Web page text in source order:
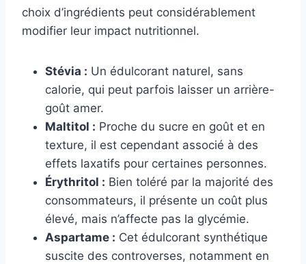
choix d’ingrédients peut considérablement
modifier leur impact nutritionnel.
Stévia : Un édulcorant naturel, sans
calorie, qui peut parfois laisser un arrière-
goût amer.
Maltitol : Proche du sucre en goût et en
texture, il est cependant associé à des
effets laxatifs pour certaines personnes.
Érythritol : Bien toléré par la majorité des
consommateurs, il présente un coût plus
élevé, mais n’affecte pas la glycémie.
Aspartame : Cet édulcorant synthétique
suscite des controverses, notamment en